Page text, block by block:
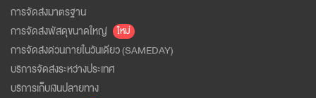
การจัดส่งมาตรฐาน
การจัดส่งพัสดุขนาดใหญ่
ใหม่
การจัดส่งด่วนภายในวันเดียว (SAMEDAY)
บริการจัดส่งระหว่างประเทศ
บริการเก็บเงินปลายทาง